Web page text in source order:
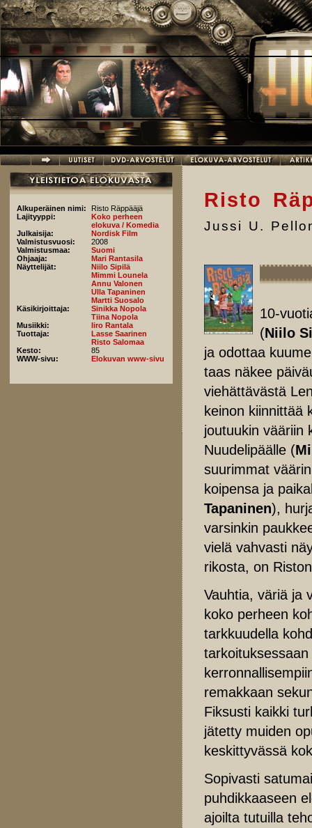
Hyppää pääsisältöön
Alkuperäinen nimi:
Risto Räppääjä
Lajityyppi:
Koko perheen
elokuva / Komedia
Julkaisija:
Nordisk Film
Valmistusvuosi:
2008
Valmistusmaa:
Suomi
Ohjaaja:
Mari Rantasila
Näyttelijät:
Niilo Sipilä
Mimmi Lounela
Annu Valonen
Ulla Tapaninen
Martti Suosalo
Käsikirjoittaja:
Sinikka Nopola
Tiina Nopola
Musiikki:
Iiro Rantala
Tuottaja:
Lasse Saarinen
Risto Salomaa
Kesto:
85
WWW-sivu:
Elokuvan www-sivu
Risto
Jussi U.
10-
(Niilo
ja odottaa
taas näkee
viehättävästä
keinon kiinnittää
joutuukin vääriin
Nuudelipäälle (
suurimmat
koipensa ja
Tapaninen),
varsinkin
vielä vahvasti
rikosta, on
Vauhtia, väriä ja
koko perheen
tarkkuudella
remakkaan
Fiksusti kaikki
jätetty muiden
keskittyvässä
Sopivasti
puhdikkaaseen
ajoilta tutuilla